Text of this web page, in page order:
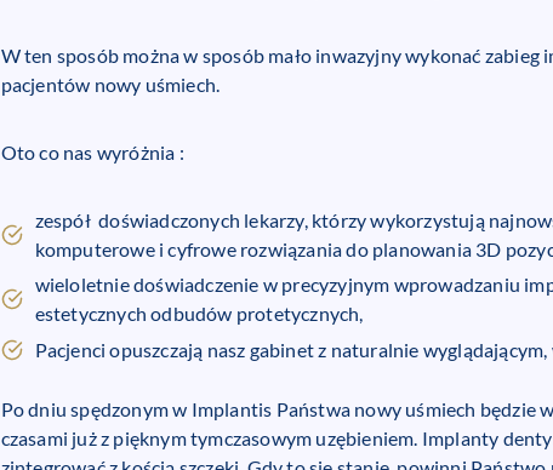
W ten sposób można w sposób mało inwazyjny wykonać
pacjentów nowy uśmiech.
Oto co nas wyróżnia :
zespół doświadczonych lekarzy, którzy wykorzystują
komputerowe i cyfrowe rozwiązania do planowania 3D
wieloletnie doświadczenie w precyzyjnym wprowadzaniu
estetycznych odbudów protetycznych,
Pacjenci opuszczają nasz gabinet z naturalnie
Po dniu spędzonym w Implantis Państwa nowy uśmiech będzie
czasami już z pięknym tymczasowym uzębieniem. Implanty